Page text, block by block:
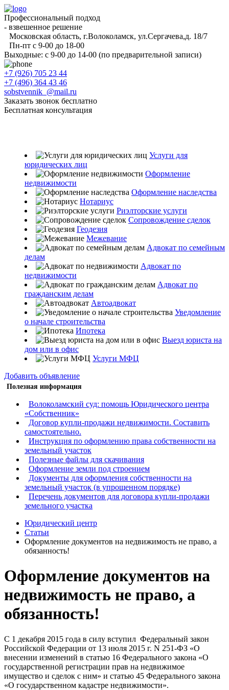
Профессиональный подход
- взвешенное решение
Московская область, г.Волоколамск, ул.Сергачева,д. 18/7
Пн-пт с 9-00 до 18-00
Выходные: с 9-00 до 14-00 (по предварительной записи)
+7 (926) 705 23 44
+7 (496) 364 43 46
sobstvennik_@mail.ru
Заказать звонок бесплатно
Бесплатная консультация
Услуги для
юридических лиц
Оформление
недвижимости
Оформление наследства
Нотариус
Риэлторские услуги
Сопровождение сделок
Геодезия
Межевание
Адвокат по семейным
делам
Адвокат по
недвижимости
Адвокат по
гражданским делам
Автоадвокат
Уведомление
о начале строительства
Ипотека
Выезд юриста на
дом или в офис
Услуги МФЦ
Добавить объявление
Полезная информация
Волоколамский суд: помощь Юридического центра
«Собственник»
Договор купли-продажи недвижимости. Составить
самостоятельно.
Инструкция по оформлению права собственности на
земельный участок
Полезные файлы для скачивания
Оформление земли под строением
Документы для оформления собственности на
земельный участок (в упрощенном порядке)
Перечень документов для договора купли-продажи
земельного участка
Юридический центр
Статьи
Оформление документов на недвижимость не право, а
обязанность!
Оформление документов на
недвижимость не право, а
обязанность!
С 1 декабря 2015 года в силу вступил Федеральный закон
Российской Федерации от 13 июля 2015 г. N 251-ФЗ «О
внесении изменений в статью 16 Федерального закона «О
государственной регистрации прав на недвижимое
имущество и сделок с ним» и статью 45 Федерального закона
«О государственном кадастре недвижимости».